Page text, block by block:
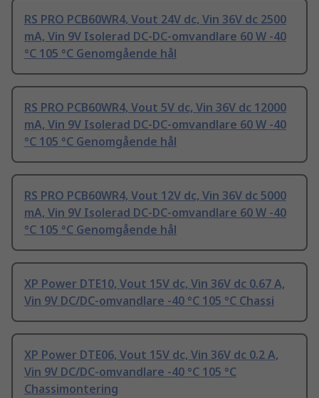
RS PRO PCB60WR4, Vout 24V dc, Vin 36V dc 2500
mA, Vin 9V Isolerad DC-DC-omvandlare 60 W -40
°C 105 °C Genomgående hål
RS PRO PCB60WR4, Vout 5V dc, Vin 36V dc 12000
mA, Vin 9V Isolerad DC-DC-omvandlare 60 W -40
°C 105 °C Genomgående hål
RS PRO PCB60WR4, Vout 12V dc, Vin 36V dc 5000
mA, Vin 9V Isolerad DC-DC-omvandlare 60 W -40
°C 105 °C Genomgående hål
XP Power DTE10, Vout 15V dc, Vin 36V dc 0.67 A,
Vin 9V DC/DC-omvandlare -40 °C 105 °C Chassi
XP Power DTE06, Vout 15V dc, Vin 36V dc 0.2 A,
Vin 9V DC/DC-omvandlare -40 °C 105 °C
Chassimontering